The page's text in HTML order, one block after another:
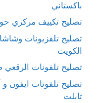
باكستاني
تصليح تكييف مركزي
تصليح تلفزيونات
الكويت
تصليح تلفونات الرقعي
تصليح تلفونات ايفون
تابلت